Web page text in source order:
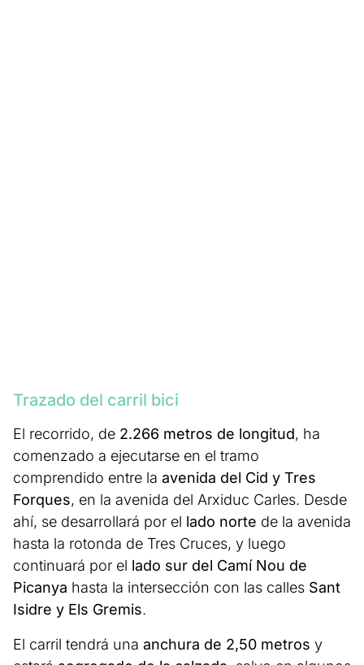
Trazado del carril bici
El recorrido, de 2.266 metros de longitud, ha
comenzado a ejecutarse en el tramo
comprendido entre la avenida del Cid y Tres
Forques, en la avenida del Arxiduc Carles. Desde
ahí, se desarrollará por el lado norte de la avenida
hasta la rotonda de Tres Cruces, y luego
continuará por el lado sur del Camí Nou de
Picanya hasta la intersección con las calles Sant
Isidre y Els Gremis.
El carril tendrá una anchura de 2,50 metros y